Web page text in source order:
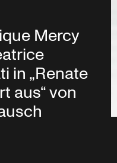
Mercy
in „Renate
aus“ von